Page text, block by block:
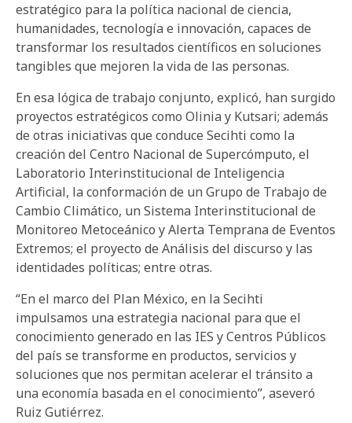
estratégico para la política nacional de ciencia,
humanidades, tecnología e innovación, capaces de
transformar los resultados científicos en soluciones
tangibles que mejoren la vida de las personas.
En esa lógica de trabajo conjunto, explicó, han surgido
proyectos estratégicos como Olinia y Kutsari; además
de otras iniciativas que conduce Secihti como la
creación del Centro Nacional de Supercómputo, el
Laboratorio Interinstitucional de Inteligencia
Artificial, la conformación de un Grupo de Trabajo de
Cambio Climático, un Sistema Interinstitucional de
Monitoreo Metoceánico y Alerta Temprana de Eventos
Extremos; el proyecto de Análisis del discurso y las
identidades políticas; entre otras.
“En el marco del Plan México, en la Secihti
impulsamos una estrategia nacional para que el
conocimiento generado en las IES y Centros Públicos
del país se transforme en productos, servicios y
soluciones que nos permitan acelerar el tránsito a
una economía basada en el conocimiento”, aseveró
Ruiz Gutiérrez.